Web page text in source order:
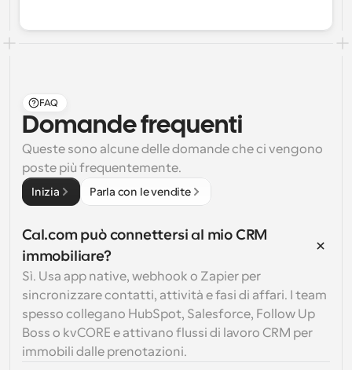
FAQ
Domande frequenti
Queste sono alcune delle domande che ci vengono
poste più frequentemente.
Inizia Parla con le vendite
Cal.com può connettersi al mio CRM
immobiliare?
Sì. Usa app native, webhook o Zapier per
sincronizzare contatti, attività e fasi di affari. I team
spesso collegano HubSpot, Salesforce, Follow Up
Boss o kvCORE e attivano flussi di lavoro CRM per
immobili dalle prenotazioni.